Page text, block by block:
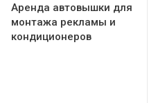
Аренда автовышки для
монтажа рекламы и
кондиционеров